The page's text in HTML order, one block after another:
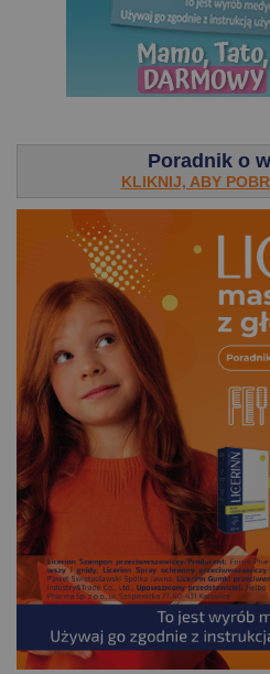
Poradnik o
KLIKNIJ, ABY